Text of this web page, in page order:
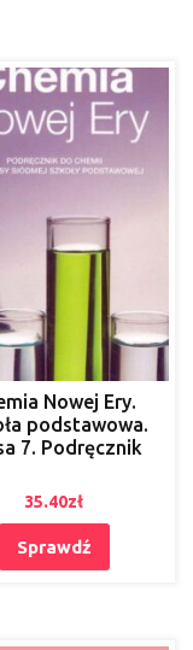
Nowej Ery.
podstawowa.
7. Podręcznik
35.40zł
Sprawdź